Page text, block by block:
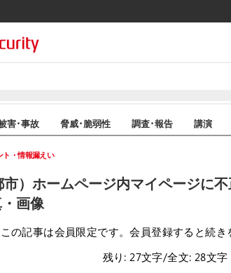
害･事故 脅威･脆弱性 調査･報告 講演
）ホームページ内マイページに
画像
ト・情報漏えい
この記事は会員限定です。会員登録すると続き
残り: 27文字/全文: 28文字